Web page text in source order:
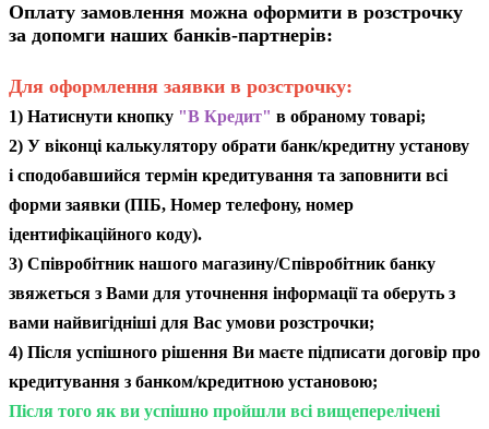
Оплату замовлення можна оформити в розстрочку
за допомги наших банків-партнерів:
Для оформлення заявки в розстрочку:
1) Натиснути кнопку "В Кредит" в обраному товарі;
2) У віконці калькулятору обрати банк/кредитну установу
і сподобавшийся термін кредитування та заповнити всі
форми заявки (ПІБ, Номер телефону, номер
ідентифікаційного коду).
3) Співробітник нашого магазину/Співробітник банку
звяжеться з Вами для уточнення інформації та оберуть з
вами найвигідніші для Вас умови розстрочки;
4) Після успішного рішення Ви маєте підписати договір про
кредитування з банком/кредитною установою;
Після того як ви успішно пройшли всі вищеперелічені